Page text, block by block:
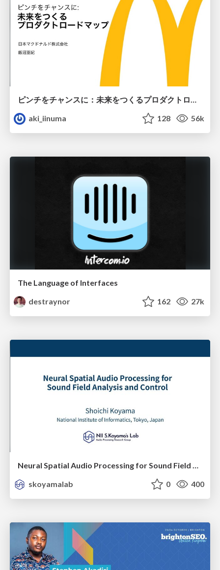
ピンチをチャンスに：未来をつくるプロダクトロードマップ #pmconf2020
aki_iinuma
128 56k
The Language of Interfaces
destraynor
162 27k
Neural Spatial Audio Processing for Sound Field Analysis and Control
skoyamalab
0 400